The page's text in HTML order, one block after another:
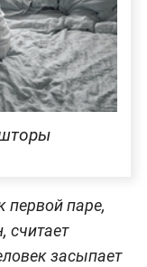
первой паре,
считает
засыпает